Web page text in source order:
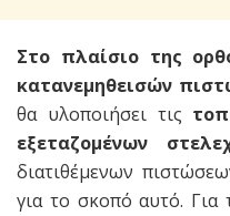
Στο πλαίσιο της
κατανεμηθεισών
θα υλοποιήσει τις
εξεταζομένων
διατιθέμενων
για το σκοπό αυτό. Για